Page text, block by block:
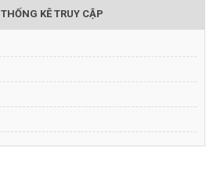
THỐNG KÊ TRUY CẬP